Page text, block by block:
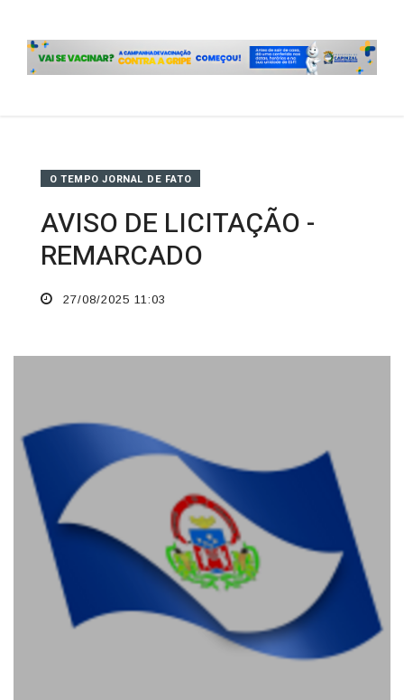
O TEMPO JORNAL DE FATO
AVISO DE LICITAÇÃO -
REMARCADO
27/08/2025 11:03